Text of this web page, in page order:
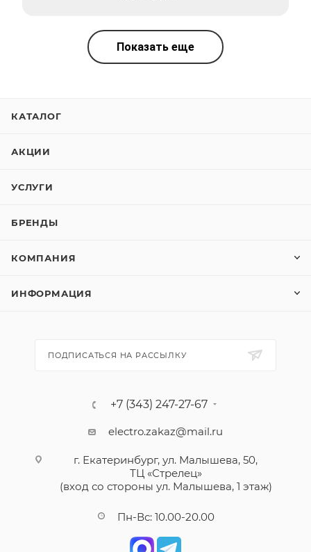
Показать еще
КАТАЛОГ
АКЦИИ
УСЛУГИ
БРЕНДЫ
КОМПАНИЯ
ИНФОРМАЦИЯ
ПОДПИСАТЬСЯ НА РАССЫЛКУ
+7 (343) 247-27-67
electro.zakaz@mail.ru
г. Екатеринбург, ул. Малышева, 50,
ТЦ «Стрелец»
(вход со стороны ул. Малышева, 1 этаж)
Пн-Вс: 10.00-20.00